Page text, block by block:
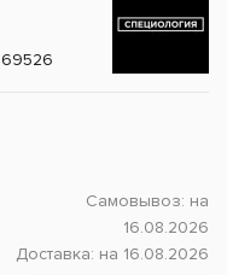
69526
Самовывоз: на
16.08.2026
Доставка: на 16.08.2026